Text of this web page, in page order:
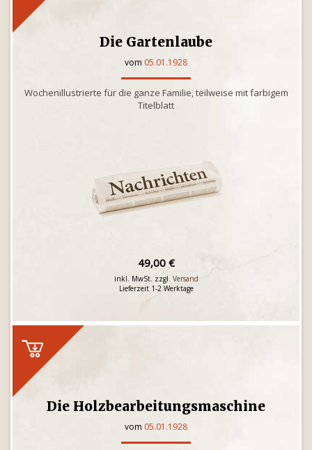
Die Gartenlaube
vom 05.01.1928
Wochenillustrierte für die ganze Familie, teilweise mit farbigem
Titelblatt
49,00 €
inkl. MwSt. zzgl. Versand
Lieferzeit 1-2 Werktage
Die Holzbearbeitungsmaschine
vom 05.01.1928